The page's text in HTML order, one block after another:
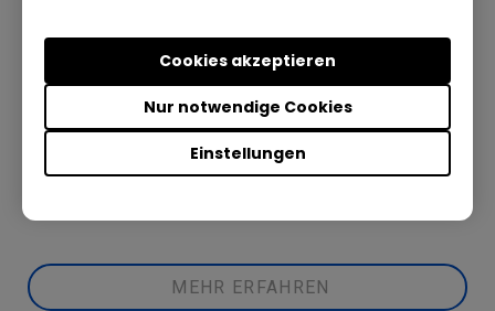
Einstellungen
Nur notwendige Cookies
Cookies akzeptieren
Präsentationssystemen zu erfahren, stehen Ihnen
einige Artikel zur Verfügung. Wir stellen Ihnen BenQ
InstaShow auch gerne persönlich vor.
DEMO ANFRAGEN
MEHR ERFAHREN